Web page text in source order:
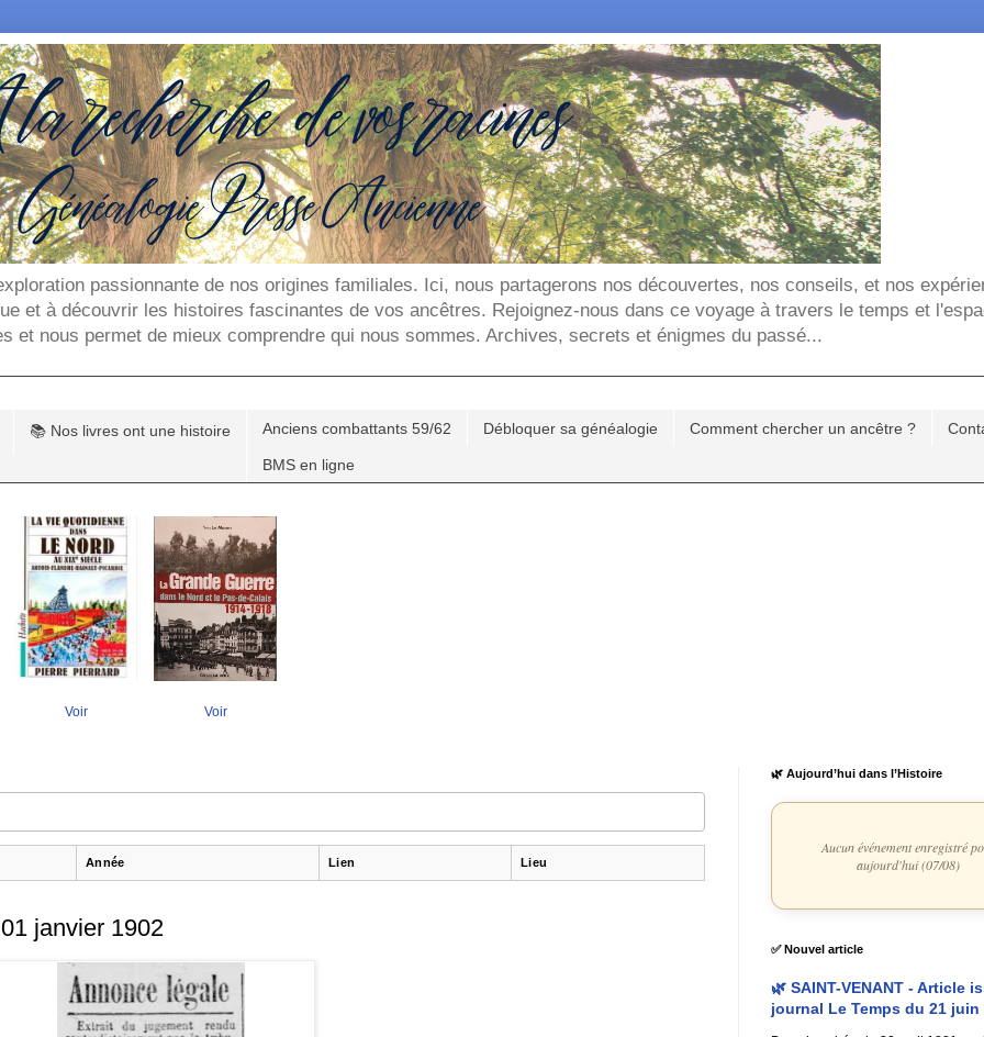
passionnante de nos origines familiales. Ici, nous partagerons nos découvertes, nos conseils, et nos
et à découvrir les histoires fascinantes de vos ancêtres. Rejoignez-nous dans ce voyage à travers le temps et
et nous permet de mieux comprendre qui nous sommes. Archives, secrets et énigmes du passé...
📚 Nos livres ont une histoire Anciens combattants 59/62 Débloquer sa généalogie Comment chercher un ancêtre ?
BMS en ligne
Voir Voir
Année Lien Lieu
janvier 1902
🌿 Aujourd’hui dans l’Histoire
Aucun événement enregistré
aujourd'hui (07/08)
✅ Nouvel article
🌿 SAINT-VENANT - Article
journal Le Temps du 21 juin